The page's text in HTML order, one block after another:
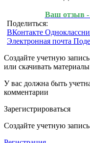
Ваш отзыв -
Поделиться:
ВКонтакте
Электронная почта
Создайте учетную
или скачивать
У вас должна быть
комментарии
Зарегистрироваться
Создайте учетную